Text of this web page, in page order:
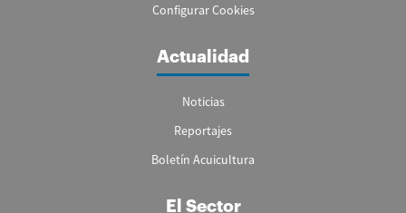
Configurar Cookies
Actualidad
Noticias
Reportajes
Boletín Acuicultura
El Sector